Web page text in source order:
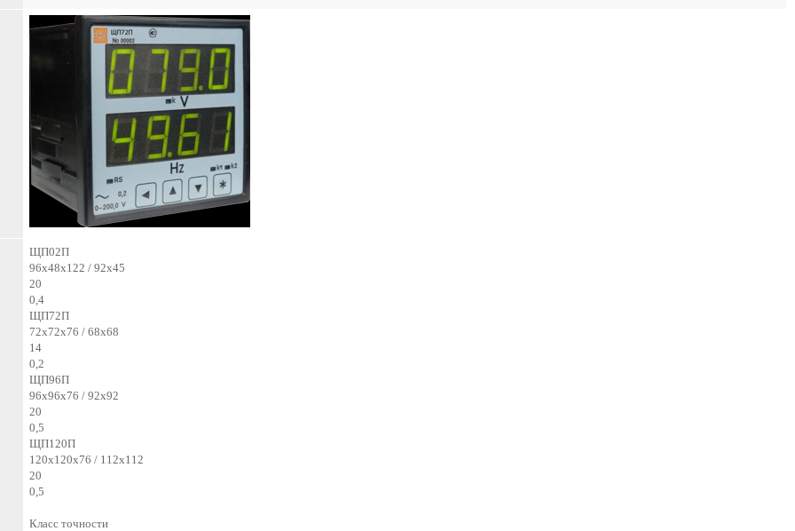
ЩП02П
96х48х122 / 92х45
20
0,4
ЩП72П
72х72х76 / 68х68
14
0,2
ЩП96П
96х96х76 / 92х92
20
0,5
ЩП120П
120х120х76 / 112х112
20
0,5
Класс точности